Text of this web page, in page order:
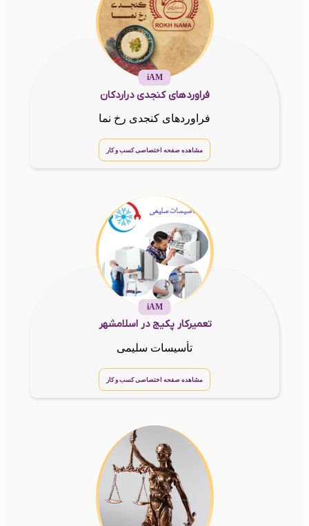
iAM
فراوردهای کنجدی دراردکان
فراوردهای کنجدی رخ نما
مشاهده صفحه اختصاصی کسب و کار
iAM
تعمیرکار پکیج در اسلامشهر
تأسیسات سلیمی
مشاهده صفحه اختصاصی کسب و کار